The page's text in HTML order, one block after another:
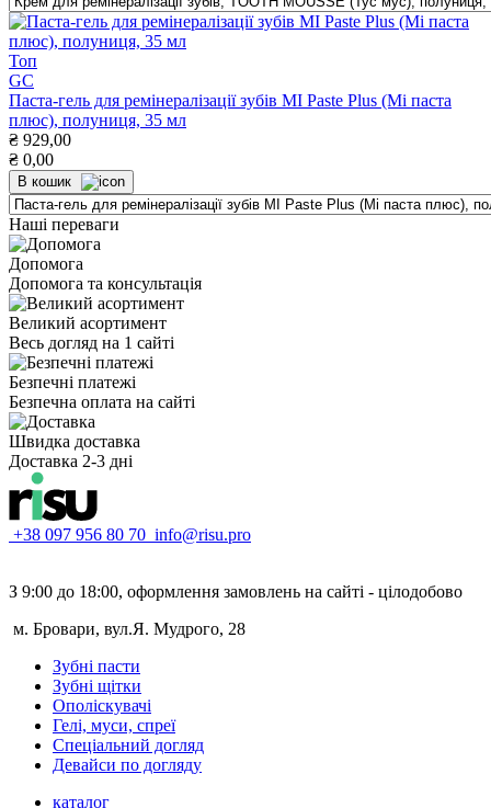
Топ
GC
Паста-гель для ремінералізації зубів MI Paste Plus (Мі паста
плюс), полуниця, 35 мл
₴ 929,00
₴ 0,00
В кошик
Наші переваги
Допомога
Допомога та консультація
Великий асортимент
Весь догляд на 1 сайті
Безпечні платежі
Безпечна оплата на сайті
Швидка доставка
Доставка 2-3 дні
+38 097 956 80 70 info@risu.pro
З 9:00 до 18:00, оформлення замовлень на сайті - цілодобово
м. Бровари, вул.Я. Мудрого, 28
Зубні пасти
Зубні щітки
Ополіскувачі
Гелі, муси, спреї
Спеціальний догляд
Девайси по догляду
каталог